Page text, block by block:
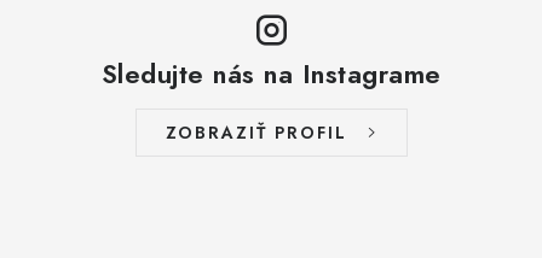
Sledujte nás na Instagrame
ZOBRAZIŤ PROFIL